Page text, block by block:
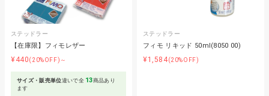
ステッドラー
【在庫限】フィモレザー
¥440(20%OFF)～
サイズ・販売単位違いで全 13商品あり
ます
ステッドラー
フィモ リキッド 50ml(8050 00)
¥1,584(20%OFF)